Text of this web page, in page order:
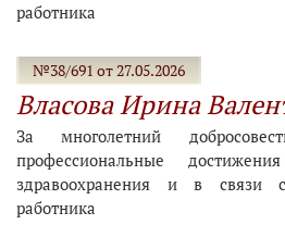
работника
№38/691 от 27.05.2026
Власова Ирина
За многолетний
профессиональные
здравоохранения и в связи
работника